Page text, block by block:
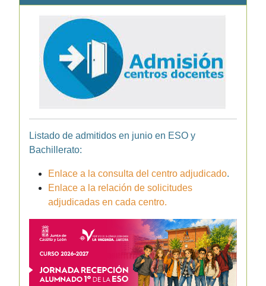
Listado de admitidos en junio en ESO y
Bachillerato:
Enlace a la consulta del centro adjudicado.
Enlace a la relación de solicitudes
adjudicadas en cada centro.